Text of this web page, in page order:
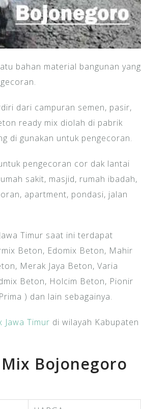
bahan material bangunan yang
dari campuran semen, pasir,
ready mix diolah di pabrik
di gunakan untuk pengecoran.
pengecoran cor dak lantai
sakit, masjid, rumah ibadah,
apartment, pondasi, jalan
Timur saat ini terdapat
Beton, Edomix Beton, Mahir
Merak Jaya Beton, Varia
Beton, Holcim Beton, Pionir
) dan lain sebagainya.
Jawa Timur di wilayah Kabupaten
Bojonegoro